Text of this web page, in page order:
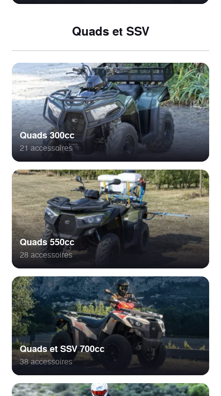
Quads et SSV
Quads 300cc
21 accessoires
Quads 550cc
28 accessoires
Quads et SSV 700cc
38 accessoires